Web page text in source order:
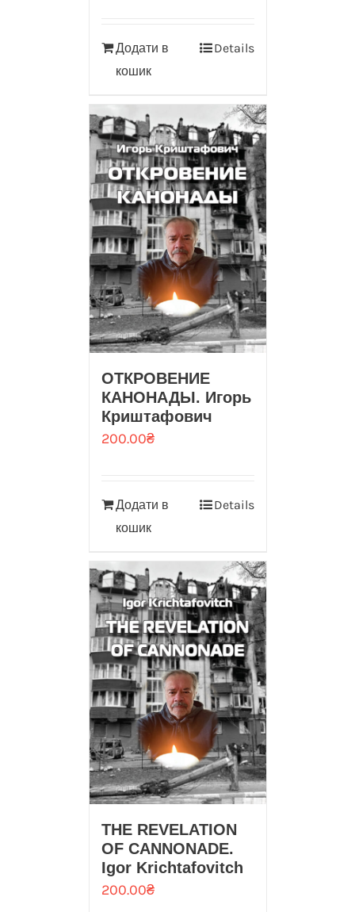
Додати в
кошик
Details
ОТКРОВЕНИЕ
КАНОНАДЫ. Игорь
Криштафович
200.00₴
Додати в
кошик
Details
THE REVELATION
OF CANNONADE.
Igor Kriсhtafovitch
200.00₴